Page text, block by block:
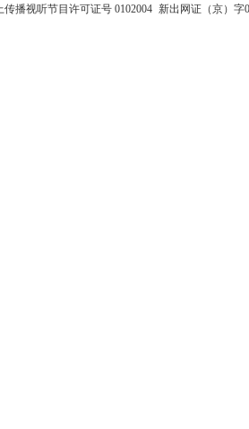
传播视听节目许可证号 0102004 新出网证（京）